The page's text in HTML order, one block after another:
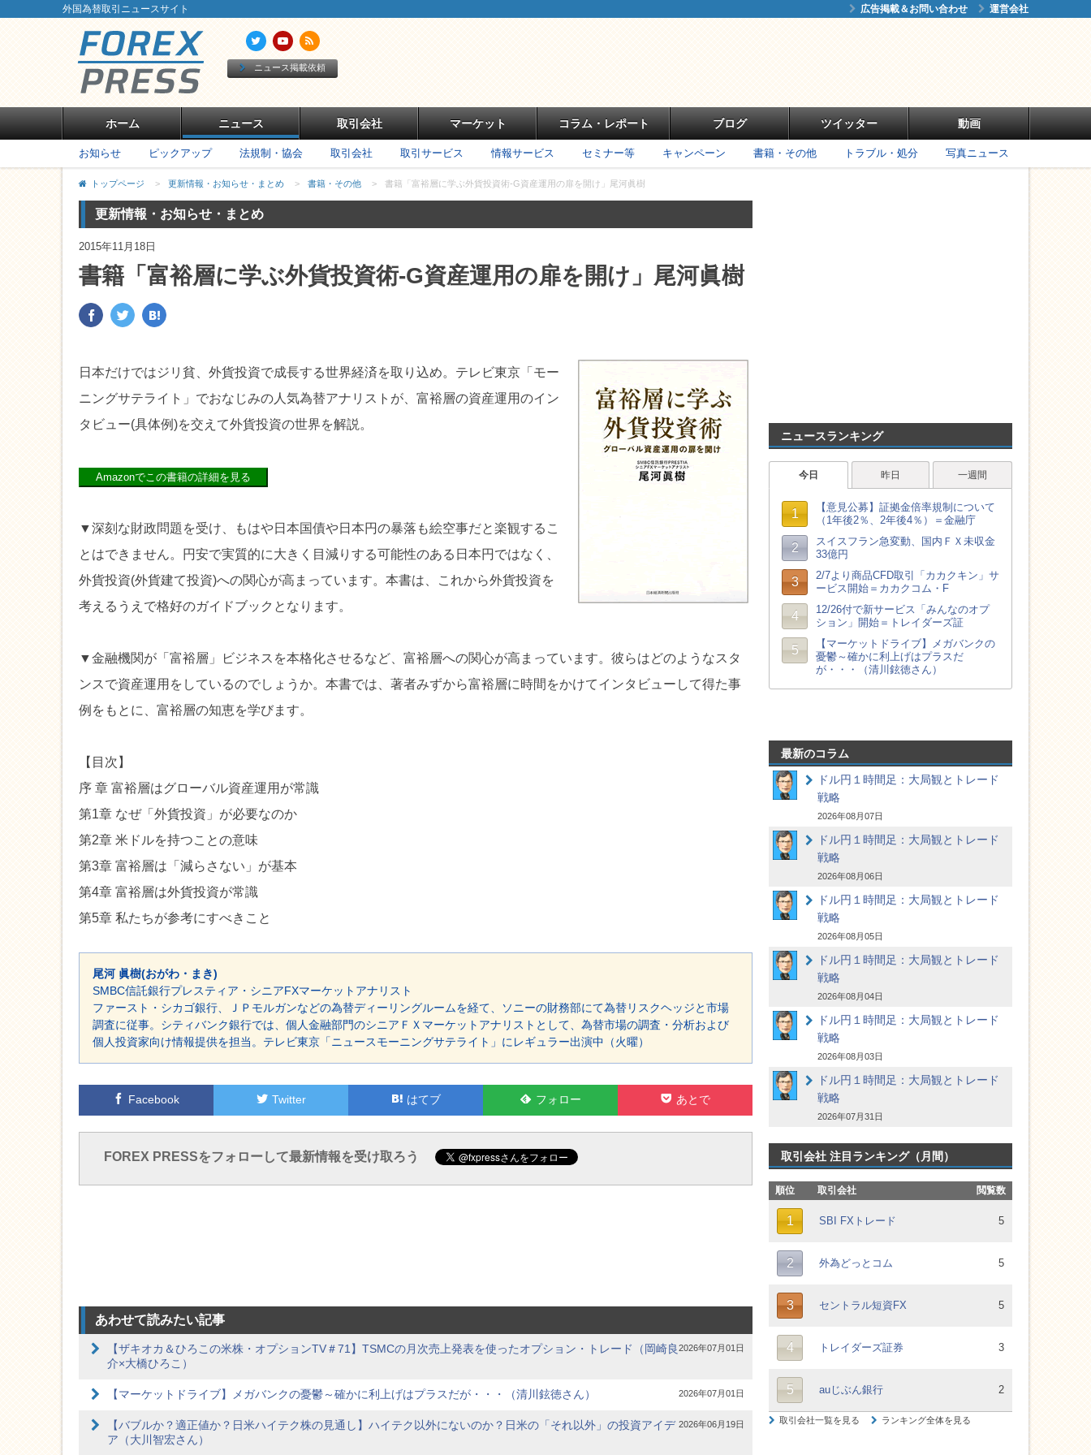
外国為替取引ニュースサイト 広告掲載＆お問い合わせ 運営会社
ニュース掲載依頼
ホーム ニュース 取引会社 マーケット コラム・レポート ブログ ツイッター 動画
お知らせ ピックアップ 法規制・協会 取引会社 取引サービス 情報サービス セミナー等 キャンペーン 書籍・その他 トラブル・処分 写真ニュース
トップページ > 更新情報・お知らせ・まとめ > 書籍・その他 > 書籍「富裕層に学ぶ外貨投資術-G資産運用の扉を開け」尾河眞樹
更新情報・お知らせ・まとめ
2015年11月18日
書籍「富裕層に学ぶ外貨投資術-G資産運用の扉を開け」尾河眞樹
日本だけではジリ貧、外貨投資で成長する世界経済を取り込め。テレビ東京「モー
ニングサテライト」でおなじみの人気為替アナリストが、富裕層の資産運用のイン
タビュー(具体例)を交えて外貨投資の世界を解説。
▼深刻な財政問題を受け、もはや日本国債や日本円の暴落も絵空事だと楽観するこ
とはできません。円安で実質的に大きく目減りする可能性のある日本円ではなく、
外貨投資(外貨建て投資)への関心が高まっています。本書は、これから外貨投資を
考えるうえで格好のガイドブックとなります。
▼金融機関が「富裕層」ビジネスを本格化させるなど、富裕層への関心が高まっています。彼らはどのようなスタ
ンスで資産運用をしているのでしょうか。本書では、著者みずから富裕層に時間をかけてインタビューして得た事
例をもとに、富裕層の知恵を学びます。
【目次】
序 章 富裕層はグローバル資産運用が常識
第1章 なぜ「外貨投資」が必要なのか
第2章 米ドルを持つことの意味
第3章 富裕層は「減らさない」が基本
第4章 富裕層は外貨投資が常識
第5章 私たちが参考にすべきこと
尾河 眞樹(おがわ・まき)
SMBC信託銀行プレスティア・シニアFXマーケットアナリスト
ファースト・シカゴ銀行、ＪＰモルガンなどの為替ディーリングルームを経て、ソニーの財務部にて為替リスクヘッジと市場
調査に従事。シティバンク銀行では、個人金融部門のシニアＦＸマーケットアナリストとして、為替市場の調査・分析および
個人投資家向け情報提供を担当。テレビ東京「ニュースモーニングサテライト」にレギュラー出演中（火曜）
Facebook Twitter はてブ
Feedly
フォロー
Pocket
あとで
FOREX PRESSをフォローして最新情報を受け取ろう
あわせて読みたい記事
【ザキオカ＆ひろこの米株・オプションTV＃71】TSMCの月次売上発表を使ったオプション・トレード（岡崎良
介×大橋ひろこ）
2026年07月01日
【マーケットドライブ】メガバンクの憂鬱～確かに利上げはプラスだが・・・（清川鉉徳さん） 2026年07月01日
【バブルか？適正値か？日米ハイテク株の見通し】ハイテク以外にないのか？日米の「それ以外」の投資アイデ
ア（大川智宏さん）
2026年06月19日
ニュースランキング
最新のコラム
ドル円１時間足：大局観とトレード
戦略
2026年08月07日
ドル円１時間足：大局観とトレード
戦略
2026年08月06日
ドル円１時間足：大局観とトレード
戦略
2026年08月05日
ドル円１時間足：大局観とトレード
戦略
2026年08月04日
ドル円１時間足：大局観とトレード
戦略
2026年08月03日
ドル円１時間足：大局観とトレード
戦略
2026年07月31日
取引会社 注目ランキング（月間）